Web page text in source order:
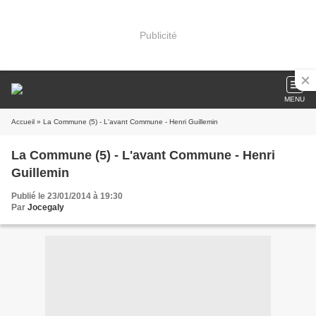
Publicité
MENU
Accueil » La Commune (5) - L'avant Commune - Henri Guillemin
La Commune (5) - L'avant Commune - Henri
Guillemin
Publié le 23/01/2014 à 19:30
Par Jocegaly